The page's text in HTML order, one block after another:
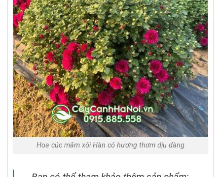
Hoa cúc mâm xôi Hàn có hương thơm dịu dàng